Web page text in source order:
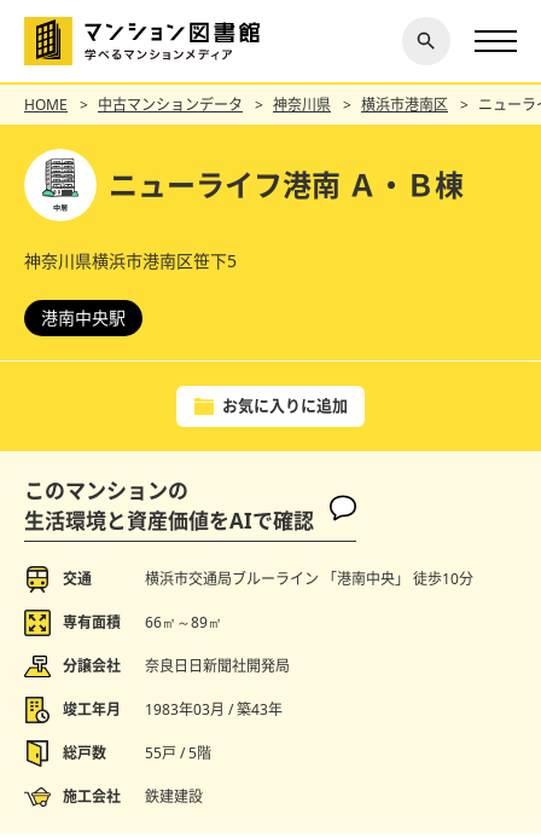
探す
閉じ
る
HOME 中古マンションデータ 神奈川県 横浜市港南区 ニュー
ニューライフ港南 Ａ・Ｂ棟
神奈川県横浜市港南区笹下5
港南中央駅
お気に入りに追加
このマンションの
生活環境と資産価値をAIで確認
交通 横浜市交通局ブルーライン 「港南中央」 徒歩10分
専有面積 66㎡～89㎡
分譲会社 奈良日日新聞社開発局
竣工年月 1983年03月 / 築43年
総戸数 55戸 / 5階
施工会社 鉄建建設